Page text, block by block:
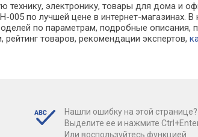
технику, электронику, товары для дома и
005 по лучшей цене в интернет-
по параметрам, подробные описания,
рейтинг товаров, рекомендации экспертов,
Нашли ошибку на этой странице?
Выделите ее и нажмите
Или воспользуйтесь функцией